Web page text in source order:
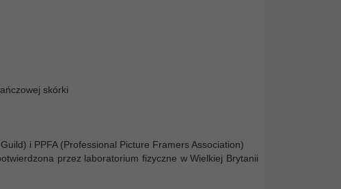
skórki
i PPFA (Professional Picture Framers Association)
przez laboratorium fizyczne w Wielkiej Brytanii